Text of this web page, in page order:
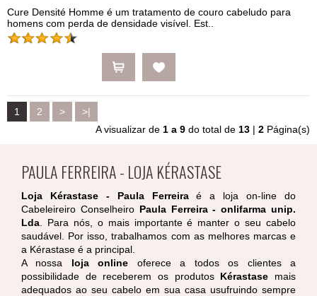
Cure Densité Homme é um tratamento de couro cabeludo para
homens com perda de densidade visível. Est..
1 2 >
>|
A visualizar de 1 a 9 do total de 13 | 2 Página(s)
PAULA FERREIRA - LOJA KÉRASTASE
Loja Kérastase - Paula Ferreiraé a loja on-line do
Cabeleireiro ConselheiroPaula Ferreira - onlifarma unip.
Lda . Para nós, o mais importante é manter o seu cabelo
saudável. Por isso, trabalhamos com as melhores marcas e
a Kérastase é a principal.
A nossa loja online oferece a todos os clientes a
possibilidade de receberem os produtos Kérastase mais
adequados ao seu cabelo em sua casa usufruindo sempre